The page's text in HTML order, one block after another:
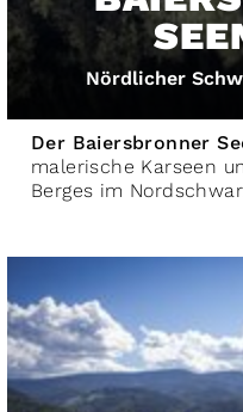
Nördlicher
Der Baiersbronner
malerische Karseen
Berges im